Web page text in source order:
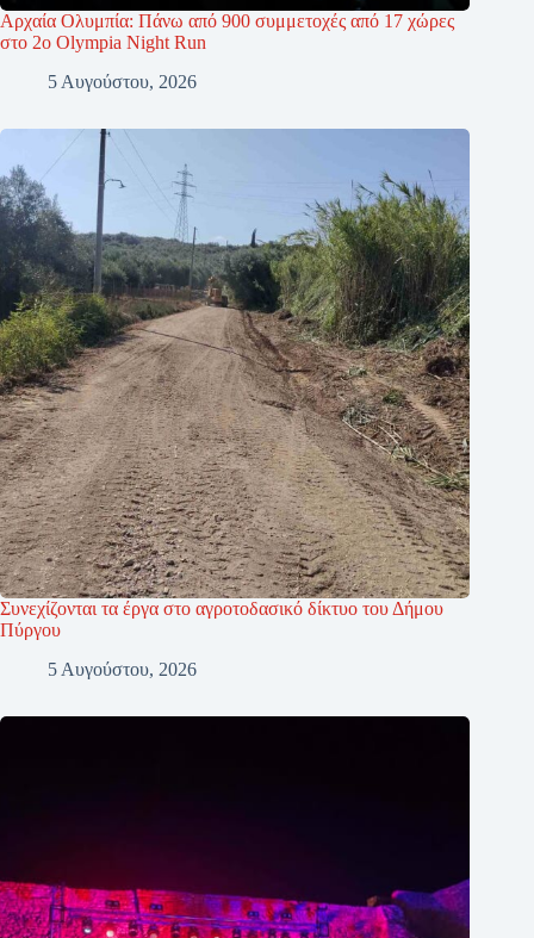
Αρχαία Ολυμπία: Πάνω από 900 συμμετοχές από 17 χώρες
στο 2ο Olympia Night Run
5 Αυγούστου, 2026
Συνεχίζονται τα έργα στο αγροτοδασικό δίκτυο του Δήμου
Πύργου
5 Αυγούστου, 2026